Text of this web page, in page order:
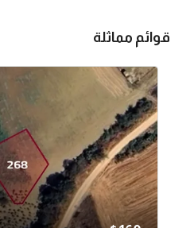
قوائم مماثلة